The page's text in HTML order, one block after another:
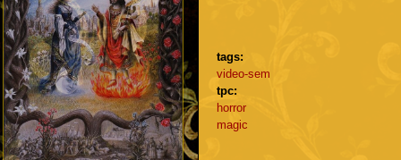
tags:
video-sem
tpc:
horror
magic